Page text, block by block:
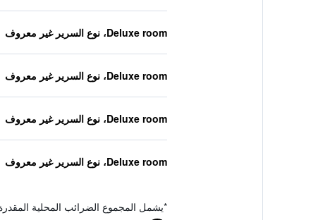
Deluxe room، نوع السرير غير معروف
Deluxe room، نوع السرير غير معروف
Deluxe room، نوع السرير غير معروف
Deluxe room، نوع السرير غير معروف
*يشمل المجموع الضرائب المحلية